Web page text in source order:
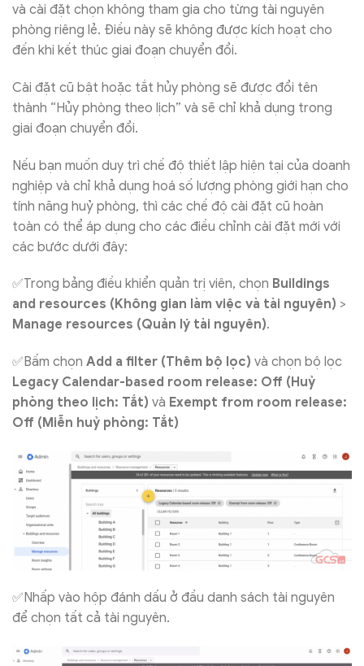
và cài đặt chọn không tham gia cho từng tài nguyên
phòng riêng lẻ. Điều này sẽ không được kích hoạt cho
đến khi kết thúc giai đoạn chuyển đổi.
Cài đặt cũ bật hoặc tắt hủy phòng sẽ được đổi tên
thành “Hủy phòng theo lịch” và sẽ chỉ khả dụng trong
giai đoạn chuyển đổi.
Nếu bạn muốn duy trì chế độ thiết lập hiện tại của doanh
nghiệp và chỉ khả dụng hoá số lượng phòng giới hạn cho
tính năng huỷ phòng, thì các chế độ cài đặt cũ hoàn
toàn có thể áp dụng cho các điều chỉnh cài đặt mới với
các bước dưới đây:
✅Trong bảng điều khiển quản trị viên, chọn Buildings
and resources (Không gian làm việc và tài nguyên) >
Manage resources (Quản lý tài nguyên).
✅Bấm chọn Add a filter (Thêm bộ lọc) và chọn bộ lọc
Legacy Calendar-based room release: Off (Huỷ
phòng theo lịch: Tắt) và Exempt from room release:
Off (Miễn huỷ phòng: Tắt)
✅Nhấp vào hộp đánh dấu ở đầu danh sách tài nguyên
để chọn tất cả tài nguyên.